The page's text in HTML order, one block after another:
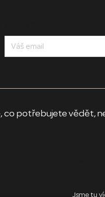
než se
Jsme tu více